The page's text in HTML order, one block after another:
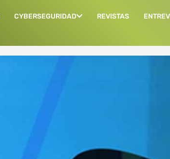
CYBERSEGURIDAD REVISTAS